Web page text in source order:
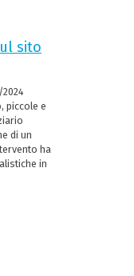
sito
2024
piccole e
di un
ha
in